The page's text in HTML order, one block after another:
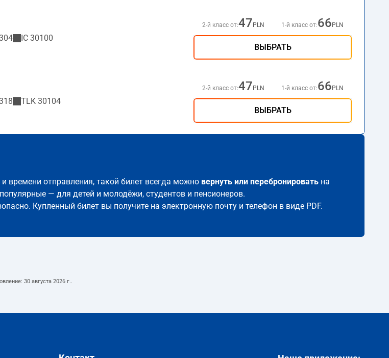
IC 30100
2-й класс от:47 PLN 1-й класс от:66 PLN
ВЫБРАТЬ
TLK 30104
2-й класс от:47 PLN 1-й класс от:66 PLN
ВЫБРАТЬ
времени отправления, такой билет всегда можно вернуть или перебронировать на
— для детей и молодёжи, студентов и пенсионеров.
Купленный билет вы получите на электронную почту и телефон в виде PDF.
30 августа 2026 г..